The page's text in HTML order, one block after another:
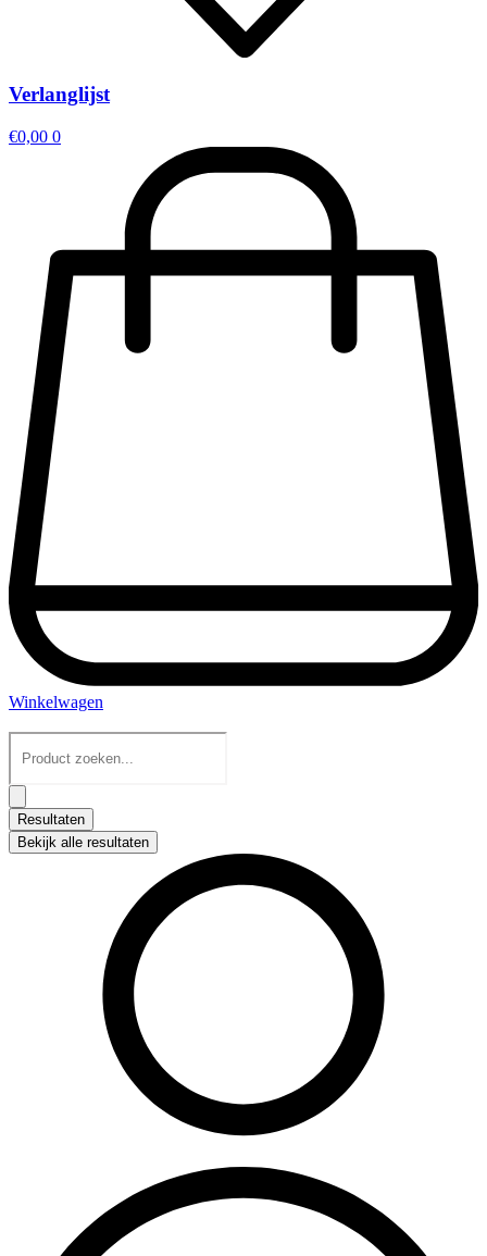
Verlanglijst
€0,00 0
Winkelwagen
Search
Resultaten
Bekijk alle resultaten